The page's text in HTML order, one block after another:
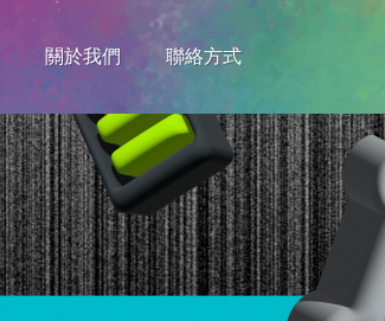
關於我們 聯絡方式